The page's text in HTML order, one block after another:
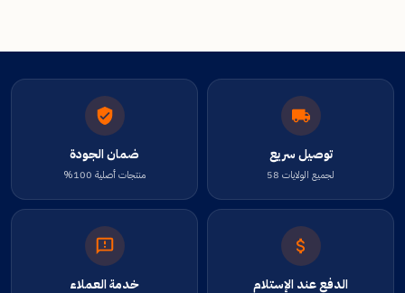
توصيل سريع
لجميع الولايات 58
ضمان الجودة
منتجات أصلية 100%
الدفع عند الإستلام خدمة العملاء